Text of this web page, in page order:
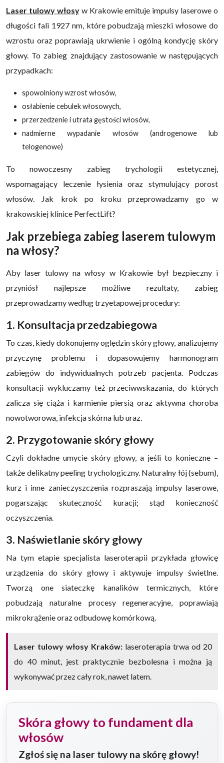
Laser tulowy włosyw Krakowie emituje impulsy laserowe o
długości fali 1927 nm, które pobudzają mieszki włosowe do
wzrostu oraz poprawiają ukrwienie i ogólną kondycję skóry
głowy. To zabieg znajdujący zastosowanie w następujących
przypadkach:
spowolniony wzrost włosów,
osłabienie cebulek włosowych,
przerzedzenie i utrata gęstości włosów,
nadmierne wypadanie włosów (androgenowe lub
telogenowe)
To nowoczesny zabieg trychologii estetycznej,
wspomagający leczenie łysienia oraz stymulujący porost
włosów. Jak krok po kroku przeprowadzamy go w
krakowskiej klinice PerfectLift?
Jak przebiega zabieg laserem tulowym
na włosy?
Aby laser tulowy na włosy w Krakowie był bezpieczny i
przyniósł najlepsze możliwe rezultaty, zabieg
przeprowadzamy według trzyetapowej procedury:
1. Konsultacja przedzabiegowa
To czas, kiedy dokonujemy oględzin skóry głowy, analizujemy
przyczynę problemu i dopasowujemy harmonogram
zabiegów do indywidualnych potrzeb pacjenta. Podczas
konsultacji wykluczamy też przeciwwskazania, do których
zalicza się ciąża i karmienie piersią oraz aktywna choroba
nowotworowa, infekcja skórna lub uraz.
2. Przygotowanie skóry głowy
Czyli dokładne umycie skóry głowy, a jeśli to konieczne –
także delikatny peeling trychologiczny. Naturalny łój (sebum),
kurz i inne zanieczyszczenia rozpraszają impulsy laserowe,
pogarszając skuteczność kuracji; stąd konieczność
oczyszczenia.
3. Naświetlanie skóry głowy
Na tym etapie specjalista laseroterapii przykłada głowicę
urządzenia do skóry głowy i aktywuje impulsy świetlne.
Tworzą one siateczkę kanalików termicznych, które
pobudzają naturalne procesy regeneracyjne, poprawiają
mikrokrążenie oraz odbudowę komórkową.
Laser tulowy włosy Kraków: laseroterapia trwa od 20
do 40 minut, jest praktycznie bezbolesna i można ją
wykonywać przez cały rok, nawet latem.
Skóra głowy to fundament dla
włosów
Zgłoś się na laser tulowy na skórę głowy!